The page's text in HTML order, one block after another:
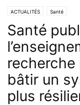
ACTUALITÉS Santé
Santé
bâtir un
plus